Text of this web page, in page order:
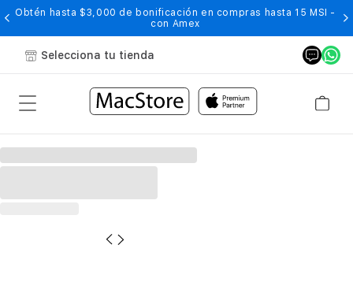
Obtén hasta $3,000 de bonificación en compras hasta 15 MSI -
con Amex
Selecciona tu tienda